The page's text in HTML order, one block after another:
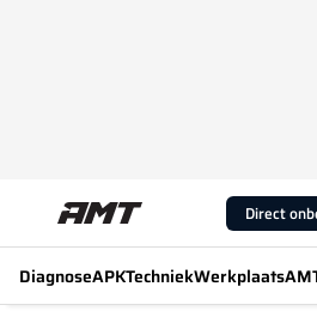
Direct
DiagnoseAPKTechniekWerkplaats